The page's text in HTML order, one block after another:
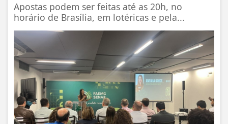
Apostas podem ser feitas até as 20h, no
horário de Brasília, em lotéricas e pela...